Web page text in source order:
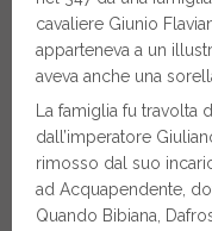
cavaliere Giunio
apparteneva a un
aveva anche una
La famiglia fu travolta
dall’imperatore
rimosso dal suo
ad Acquapendente,
Quando Bibiana,